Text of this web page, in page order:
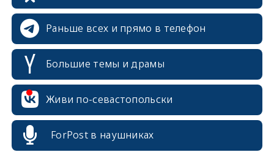
Раньше всех и прямо в телефон
Большие темы и драмы
Живи по-севастопольски
ForPost в наушниках
erid: 2SDnjcrDNw6